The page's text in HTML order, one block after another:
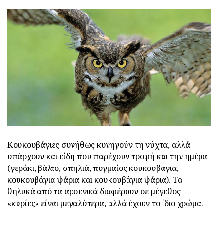
Κουκουβάγιες συνήθως κυνηγούν τη νύχτα, αλλά
υπάρχουν και είδη που παρέχουν τροφή και την ημέρα
(γεράκι, βάλτο, σπηλιά, πυγμαίος κουκουβάγια,
κουκουβάγια ψάρια και κουκουβάγια ψάρια). Τα
θηλυκά από τα αρσενικά διαφέρουν σε μέγεθος -
«κυρίες» είναι μεγαλύτερα, αλλά έχουν το ίδιο χρώμα.